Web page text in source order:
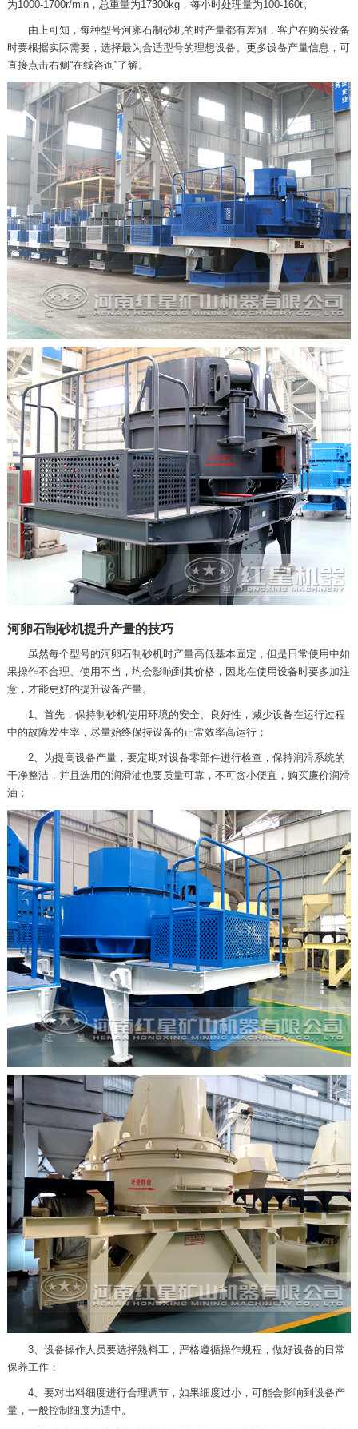
为1000-1700r/min，总重量为17300kg，每小时处理量为100-160t。
由上可知，每种型号河卵石制砂机的时产量都有差别，客户在购买设备
时要根据实际需要，选择最为合适型号的理想设备。更多设备产量信息，可
直接点击右侧“在线咨询”了解。
河卵石制砂机提升产量的技巧
虽然每个型号的河卵石制砂机时产量高低基本固定，但是日常使用中如
果操作不合理、使用不当，均会影响到其价格，因此在使用设备时要多加注
意，才能更好的提升设备产量。
1、首先，保持制砂机使用环境的安全、良好性，减少设备在运行过程
中的故障发生率，尽量始终保持设备的正常效率高运行；
2、为提高设备产量，要定期对设备零部件进行检查，保持润滑系统的
干净整洁，并且选用的润滑油也要质量可靠，不可贪小便宜，购买廉价润滑
油；
3、设备操作人员要选择熟料工，严格遵循操作规程，做好设备的日常
保养工作；
4、要对出料细度进行合理调节，如果细度过小，可能会影响到设备产
量，一般控制细度为适中。